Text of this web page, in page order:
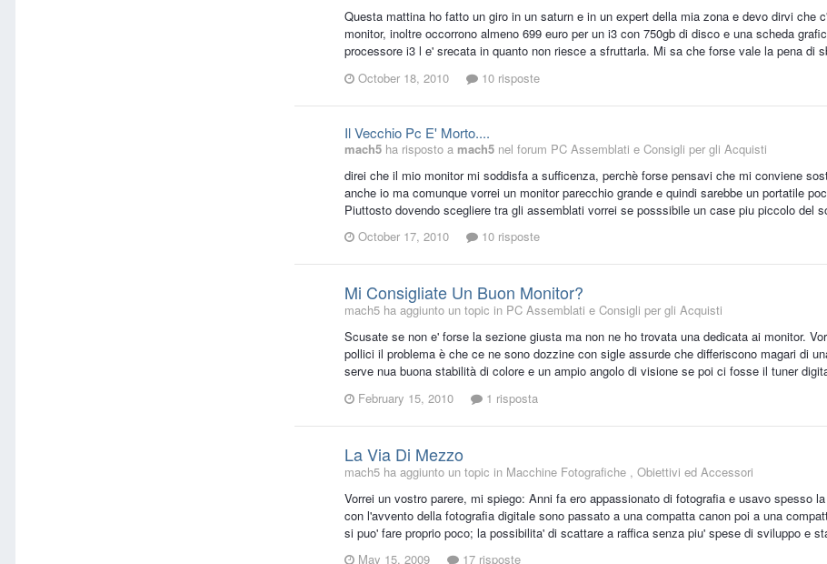
Questa mattina ho fatto un giro in un saturn e in un expert della mia zona e devo dirvi
monitor, inoltre occorrono almeno 699 euro per un i3 con 750gb di disco e una scheda
processore i3 l e' srecata in quanto non riesce a sfruttarla. Mi sa che forse vale la pena
October 18, 2010
10 risposte
Il Vecchio Pc E' Morto....
mach5 ha risposto a mach5 nel forum PC Assemblati e Consigli per gli Acquisti
direi che il mio monitor mi soddisfa a sufficenza, perchè forse pensavi che mi conviene
anche io ma comunque vorrei un monitor parecchio grande e quindi sarebbe un portatile
Piuttosto dovendo scegliere tra gli assemblati vorrei se posssibile un case piu piccolo del
October 17, 2010
10 risposte
Mi Consigliate Un Buon Monitor?
mach5 ha aggiunto un topic in PC Assemblati e Consigli per gli Acquisti
Scusate se non e' forse la sezione giusta ma non ne ho trovata una dedicata ai monitor.
pollici il problema è che ce ne sono dozzine con sigle assurde che differiscono magari di
serve nua buona stabilità di colore e un ampio angolo di visione se poi ci fosse il tuner
February 15, 2010
1 risposta
La Via Di Mezzo
mach5 ha aggiunto un topic in Macchine Fotografiche , Obiettivi ed Accessori
Vorrei un vostro parere, mi spiego: Anni fa ero appassionato di fotografia e usavo spesso
con l'avvento della fotografia digitale sono passato a una compatta canon poi a una
si puo' fare proprio poco; la possibilita' di scattare a raffica senza piu' spese di sviluppo e
May 15, 2009
17 risposte